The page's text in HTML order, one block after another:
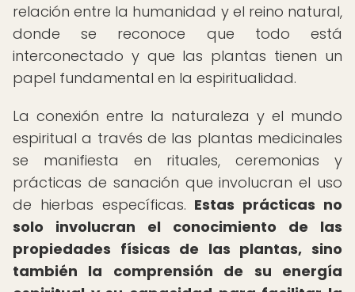
relación entre la humanidad y el reino natural,
donde se reconoce que todo está
interconectado y que las plantas tienen un
papel fundamental en la espiritualidad.
La conexión entre la naturaleza y el mundo
espiritual a través de las plantas medicinales
se manifiesta en rituales, ceremonias y
prácticas de sanación que involucran el uso
de hierbas específicas. Estas prácticas no
solo involucran el conocimiento de las
propiedades físicas de las plantas, sino
también la comprensión de su energía